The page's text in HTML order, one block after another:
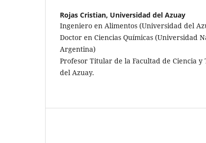
Rojas Cristian, Universidad del Azuay
Ingeniero en Alimentos (Universidad del
Doctor en Ciencias Químicas (Universidad
Argentina)
Profesor Titular de la Facultad de Ciencia
del Azuay.